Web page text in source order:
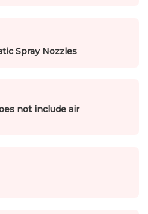
Spray Nozzles
not include air